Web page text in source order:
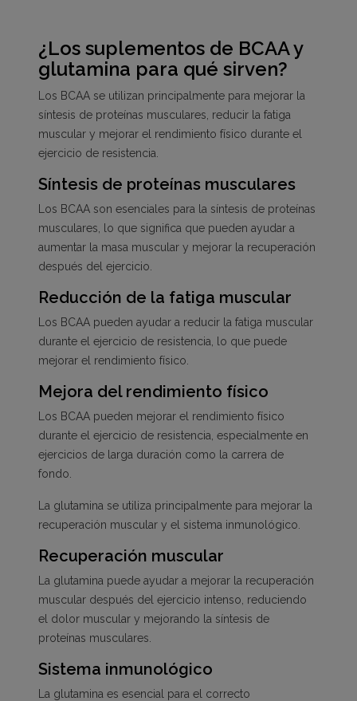
¿Los suplementos de BCAA y
glutamina para qué sirven?
Los BCAA se utilizan principalmente para mejorar la
síntesis de proteínas musculares, reducir la fatiga
muscular y mejorar el rendimiento físico durante el
ejercicio de resistencia.
Síntesis de proteínas musculares
Los BCAA son esenciales para la síntesis de proteínas
musculares, lo que significa que pueden ayudar a
aumentar la masa muscular y mejorar la recuperación
después del ejercicio.
Reducción de la fatiga muscular
Los BCAA pueden ayudar a reducir la fatiga muscular
durante el ejercicio de resistencia, lo que puede
mejorar el rendimiento físico.
Mejora del rendimiento físico
Los BCAA pueden mejorar el rendimiento físico
durante el ejercicio de resistencia, especialmente en
ejercicios de larga duración como la carrera de
fondo.
La glutamina se utiliza principalmente para mejorar la
recuperación muscular y el sistema inmunológico.
Recuperación muscular
La glutamina puede ayudar a mejorar la recuperación
muscular después del ejercicio intenso, reduciendo
el dolor muscular y mejorando la síntesis de
proteínas musculares.
Sistema inmunológico
La glutamina es esencial para el correcto